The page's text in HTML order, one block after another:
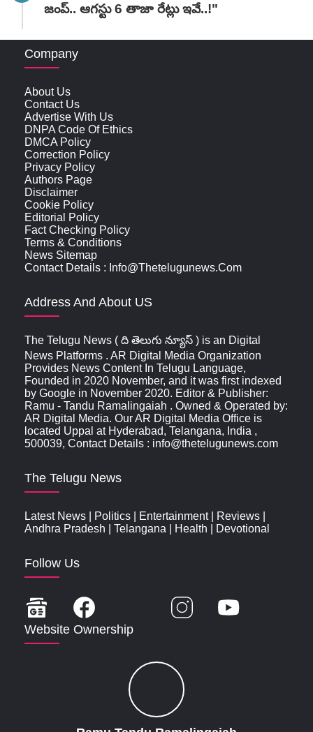
జంప్.. ఆగస్టు 6 తాజా రేట్లు ఇవే..!"
Company
About Us
Contact Us
Advertise With Us
DNPA Code Of Ethics
DMCA Policy
Correction Policy
Privacy Policy
Authors Page
Disclaimer
Cookie Policy
Editorial Policy
Fact Checking Policy
Terms & Conditions
News Sitemap
Contact Details : Info@thetelugunews.com
Address And About US
The Telugu News ( ది తెలుగు న్యూస్‌ ) is an Digital
News Platforms . AR Digital Media Organization
Provides News Content In Telugu Language,
Founded in 2020 November, and it was first indexed
by Google in November 2020. Editor & Publisher:
Ramu - Tandu Ramalingaiah . Owned & Operated by:
AR Digital Media. Our AR Digital Media Office is
located Uppal at Hyderabad, Telangana, India ,
500039, Contact Details : info@thetelugunews.com
The Telugu News
Latest News Politics Entertainment| Reviews
Andhra Pradesh
Telangana Health Devotional
Follow Us
Website Ownership